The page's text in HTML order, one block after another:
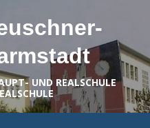
UND REALSCHULE